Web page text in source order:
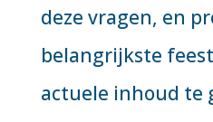
deze vragen, en
belangrijkste
actuele inhoud te